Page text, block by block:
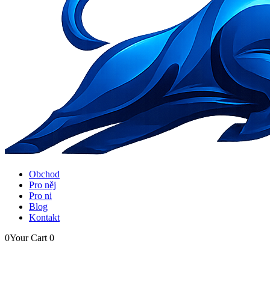
Obchod
Pro něj
Pro ni
Blog
Kontakt
0Your Cart 0